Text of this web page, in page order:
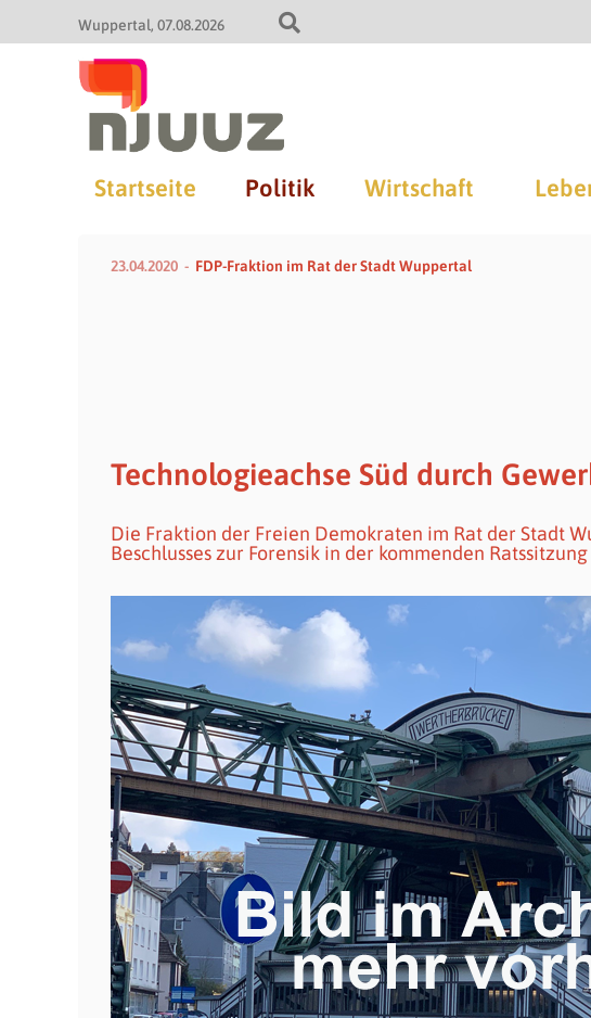
Wuppertal 07.08.2026
Startseite Politik Wirtschaft
23.04.2020 FDP-Fraktion im Rat der Stadt Wuppertal
Technologieachse Süd durch
Die Fraktion der Freien Demokraten im Rat der Stadt
Beschlusses zur Forensik in der kommenden